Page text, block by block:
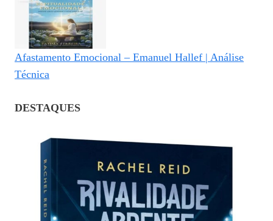
Afastamento Emocional – Emanuel Hallef | Análise
Técnica
DESTAQUES